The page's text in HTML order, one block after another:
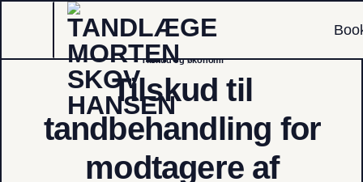
Tilskud og økonomi
Tilskud til
tandbehandling for
modtagere af